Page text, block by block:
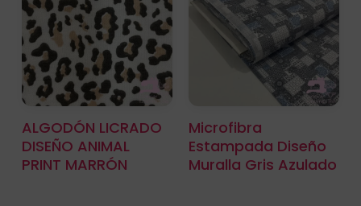
ALGODÓN LICRADO
DISEÑO ANIMAL
PRINT MARRÓN
Microfibra
Estampada Diseño
Muralla Gris Azulado